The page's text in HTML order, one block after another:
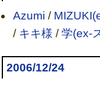
Azumi /
/ キキ様 /学(ex-
2006/12/24